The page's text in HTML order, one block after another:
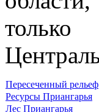
Пересеченный рельеф
Ресурсы Приангарья
Лес Приангарья